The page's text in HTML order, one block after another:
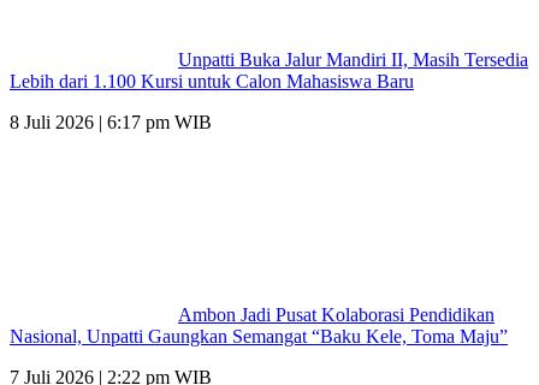
Unpatti Buka Jalur Mandiri II, Masih Tersedia
Lebih dari 1.100 Kursi untuk Calon Mahasiswa Baru
8 Juli 2026 | 6:17 pm WIB
Ambon Jadi Pusat Kolaborasi Pendidikan
Nasional, Unpatti Gaungkan Semangat “Baku Kele, Toma Maju”
7 Juli 2026 | 2:22 pm WIB